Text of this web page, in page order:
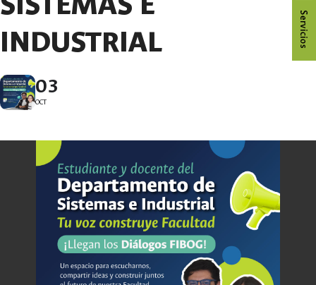
INDUSTRIAL
03
OCT